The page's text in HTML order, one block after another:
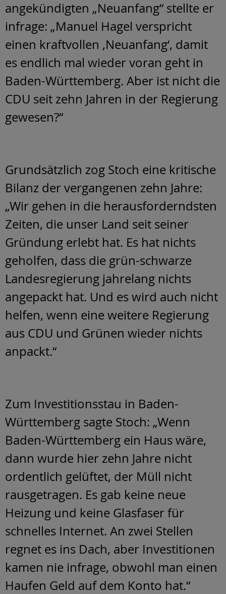
angekündigten „Neuanfang“ stellte er
infrage: „Manuel Hagel verspricht
einen kraftvollen ‚Neuanfang‘, damit
es endlich mal wieder voran geht in
Baden-Württemberg. Aber ist nicht die
CDU seit zehn Jahren in der Regierung
gewesen?“
Grundsätzlich zog Stoch eine kritische
Bilanz der vergangenen zehn Jahre:
„Wir gehen in die herausforderndsten
Zeiten, die unser Land seit seiner
Gründung erlebt hat. Es hat nichts
geholfen, dass die grün-schwarze
Landesregierung jahrelang nichts
angepackt hat. Und es wird auch nicht
helfen, wenn eine weitere Regierung
aus CDU und Grünen wieder nichts
anpackt.“
Zum Investitionsstau in Baden-
Württemberg sagte Stoch: „Wenn
Baden-Württemberg ein Haus wäre,
dann wurde hier zehn Jahre nicht
ordentlich gelüftet, der Müll nicht
rausgetragen. Es gab keine neue
Heizung und keine Glasfaser für
schnelles Internet. An zwei Stellen
regnet es ins Dach, aber Investitionen
kamen nie infrage, obwohl man einen
Haufen Geld auf dem Konto hat.“